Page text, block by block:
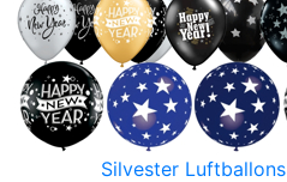
Silvester Luftballons